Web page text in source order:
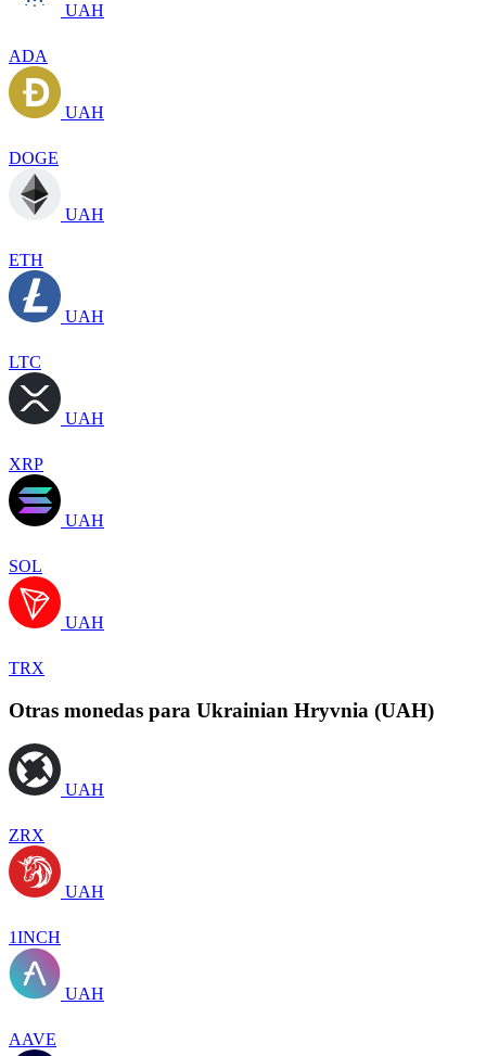
UAH
ADA
UAH
DOGE
UAH
ETH
UAH
LTC
UAH
XRP
UAH
SOL
UAH
TRX
Otras monedas para Ukrainian Hryvnia (UAH)
UAH
ZRX
UAH
1INCH
UAH
AAVE